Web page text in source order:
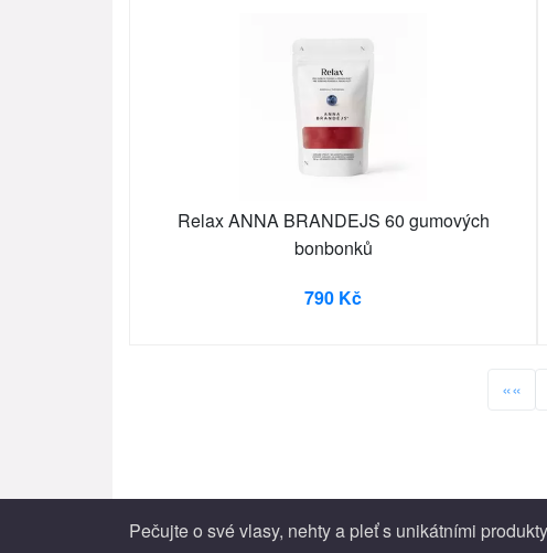
Relax ANNA BRANDEJS 60 gumových
bonbonků
790 Kč
««
Pečujte o své vlasy, nehty a pleť s unikátními